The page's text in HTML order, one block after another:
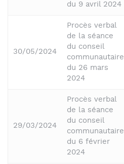
du 9 avril 2024
30/05/2024
Procès verbal
de la séance
du conseil
communautaire
du 26 mars
2024
29/03/2024
Procès verbal
de la séance
du conseil
communautaire
du 6 février
2024